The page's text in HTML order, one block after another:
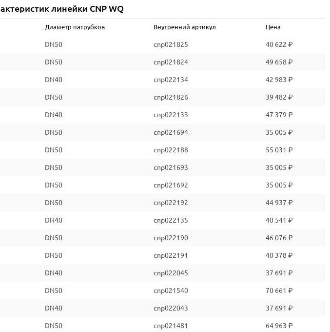
линейки CNP WQ
Диаметр патрубков Внутренний артикул Цена
DN50 cnp021825 40 622 ₽
DN50 cnp021824 49 658 ₽
DN40 cnp022134 42 983 ₽
DN50 cnp021826 39 482 ₽
DN40 cnp022133 47 379 ₽
DN50 cnp021694 35 005 ₽
DN50 cnp022188 55 031 ₽
DN50 cnp021693 35 005 ₽
DN50 cnp021692 35 005 ₽
DN50 cnp022192 44 937 ₽
DN40 cnp022135 40 541 ₽
DN50 cnp022190 46 076 ₽
DN50 cnp022191 40 378 ₽
DN40 cnp022045 37 691 ₽
DN50 cnp021540 70 661 ₽
DN40 cnp022043 37 691 ₽
DN50 cnp021481 64 963 ₽